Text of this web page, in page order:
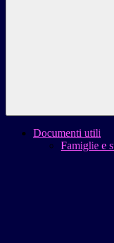
Documenti utili
Famiglie e